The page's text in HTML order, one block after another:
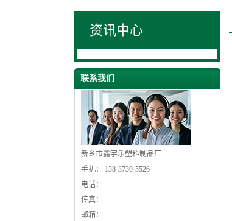
资讯中心
联系我们
新乡市鑫宇乐塑料制品厂
手机： 138-3730-5526
电话：
传真：
邮箱：